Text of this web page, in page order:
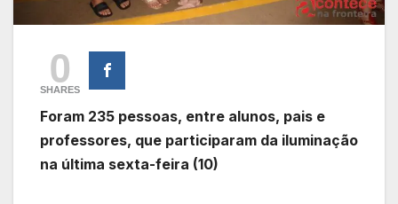
0
SHARES
Foram 235 pessoas, entre alunos, pais e
professores, que participaram da iluminação
na última sexta-feira (10)